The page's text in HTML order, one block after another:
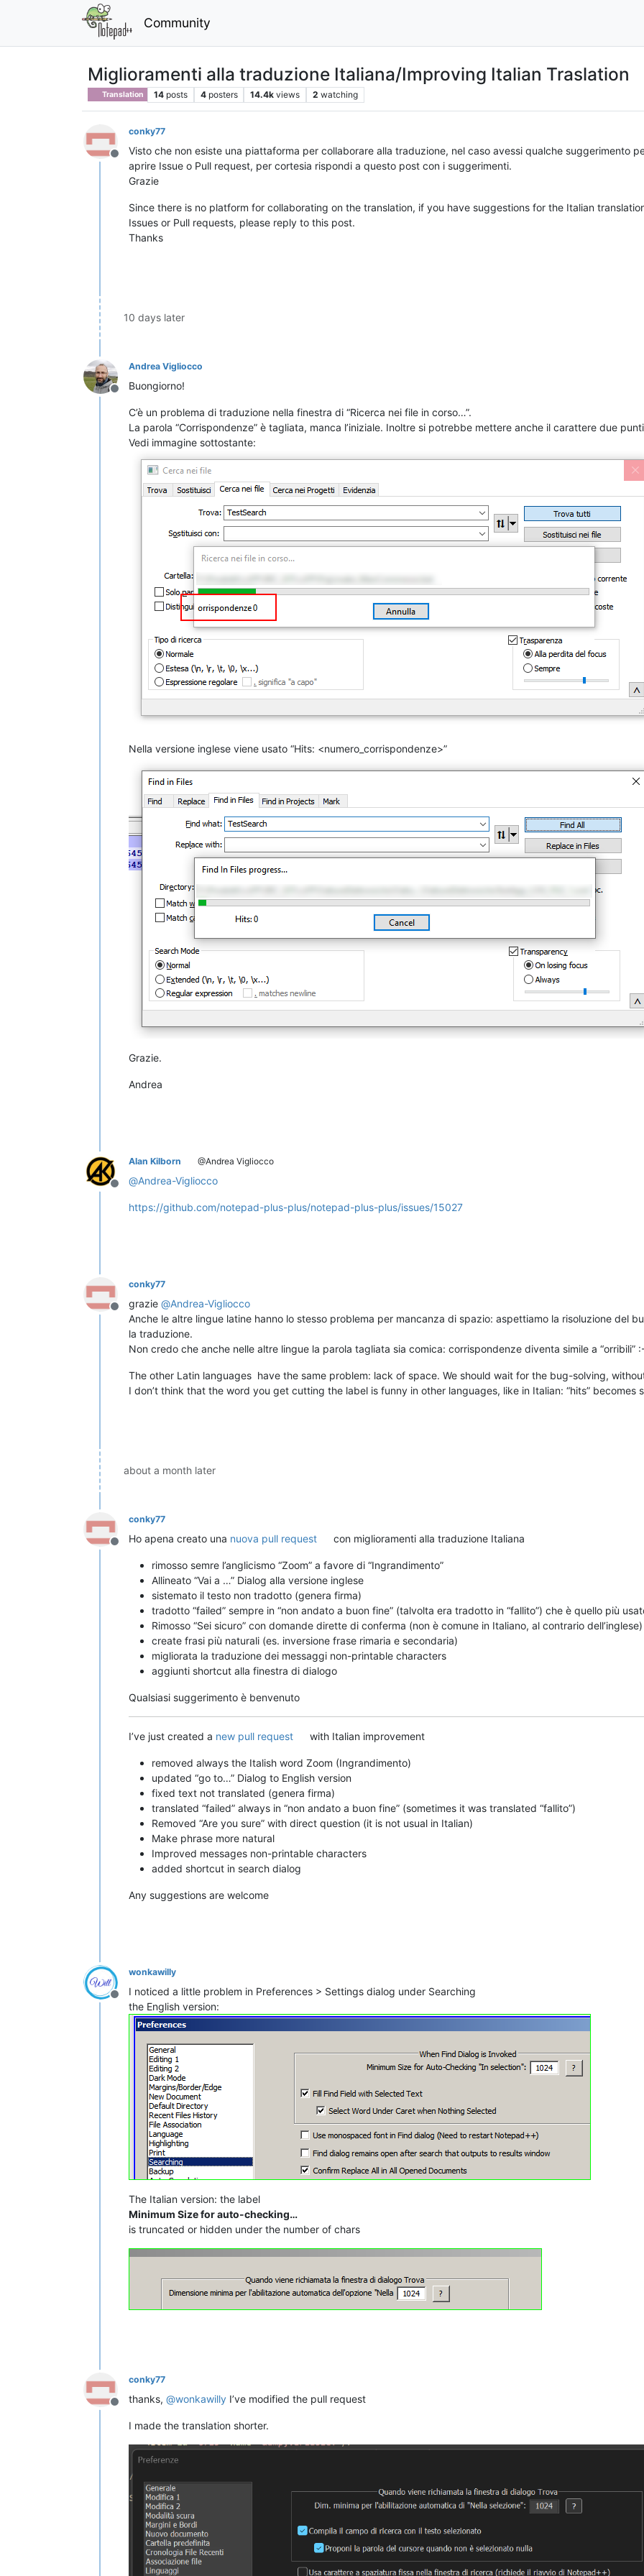
Community
Miglioramenti alla traduzione Italiana/Improving Italian Traslation
Translation 14 posts 4 posters 14.4k views 2 watching
Offline
conky77
Visto che non esiste una piattaforma per collaborare alla traduzione, nel caso avessi qualche suggerimento
aprire Issue o Pull request, per cortesia rispondi a questo post con i suggerimenti.
Grazie
Since there is no platform for collaborating on the translation, if you have suggestions for the Italian
Issues or Pull requests, please reply to this post.
Thanks
10 days later
Offline
Andrea Vigliocco
Buongiorno!
C’è un problema di traduzione nella finestra di “Ricerca nei file in corso…”.
La parola “Corrispondenze” è tagliata, manca l’iniziale. Inoltre si potrebbe mettere anche il carattere due
Vedi immagine sottostante:
Nella versione inglese viene usato “Hits: <numero_corrispondenze>”
Grazie.
Andrea
Offline
Alan Kilborn @Andrea Vigliocco
@Andrea-Vigliocco
https://github.com/notepad-plus-plus/notepad-plus-plus/issues/15027
Offline
conky77
grazie @Andrea-Vigliocco
Anche le altre lingue latine hanno lo stesso problema per mancanza di spazio: aspettiamo la risoluzione del
la traduzione.
Non credo che anche nelle altre lingue la parola tagliata sia comica: corrispondenze diventa simile a “orribili”
The other Latin languages ​ have the same problem: lack of space. We should wait for the bug-solving,
I don’t think that ​​the word you get cutting the label is funny in other languages, like in Italian: “hits” becomes
about a month later
Offline
conky77
Ho apena creato una nuova pull request con miglioramenti alla traduzione Italiana
rimosso semre l’anglicismo “Zoom” a favore di “Ingrandimento”
Allineato “Vai a …” Dialog alla versione inglese
sistemato il testo non tradotto (genera firma)
tradotto “failed” sempre in “non andato a buon fine” (talvolta era tradotto in “fallito”) che è quello più
Rimosso “Sei sicuro” con domande dirette di conferma (non è comune in Italiano, al contrario dell’inglese)
create frasi più naturali (es. inversione frase rimaria e secondaria)
migliorata la traduzione dei messaggi non-printable characters
aggiunti shortcut alla finestra di dialogo
Qualsiasi suggerimento è benvenuto
I’ve just created a new pull request with Italian improvement
removed always the Italish word Zoom (Ingrandimento)
updated “go to…” Dialog to English version
fixed text not translated (genera firma)
translated “failed” always in “non andato a buon fine” (sometimes it was translated “fallito”)
Removed “Are you sure” with direct question (it is not usual in Italian)
Make phrase more natural
Improved messages non-printable characters
added shortcut in search dialog
Any suggestions are welcome
Offline
wonkawilly
I noticed a little problem in Preferences > Settings dialog under Searching
the English version:
The Italian version: the label
Minimum Size for auto-checking…
is truncated or hidden under the number of chars
Offline
conky77
thanks, @wonkawilly I’ve modified the pull request
I made the translation shorter.